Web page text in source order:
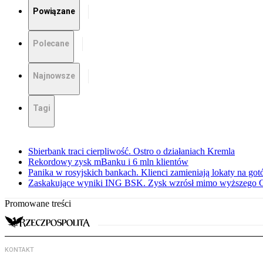
Powiązane
Polecane
Najnowsze
Tagi
Sbierbank traci cierpliwość. Ostro o działaniach Kremla
Rekordowy zysk mBanku i 6 mln klientów
Panika w rosyjskich bankach. Klienci zamieniają lokaty na
Zaskakujące wyniki ING BSK. Zysk wzrósł mimo wyższego
Promowane treści
KONTAKT